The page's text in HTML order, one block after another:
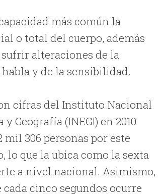
más común la
o total del cuerpo, además
sufrir alteraciones de la
y de la sensibilidad.
cifras del Instituto Nacional
Geografía (INEGI) en 2010
306 personas por este
lo que la ubica como la sexta
a nivel nacional. Asimismo,
cada cinco segundos ocurre